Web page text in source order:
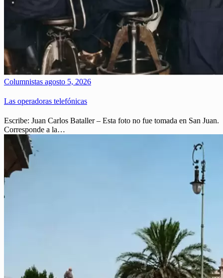
Columnistas agosto 5, 2026
Las operadoras telefónicas
Escribe: Juan Carlos Bataller – Esta foto no fue tomada en San Juan.
Corresponde a la…